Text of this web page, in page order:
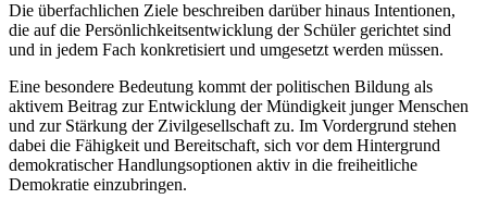
Die überfachlichen Ziele beschreiben darüber hinaus Intentionen,
die auf die Persönlichkeitsentwicklung der Schüler gerichtet sind
und in jedem Fach konkretisiert und umgesetzt werden müssen.
Eine besondere Bedeutung kommt der politischen Bildung als
aktivem Beitrag zur Entwicklung der Mündigkeit junger Menschen
und zur Stärkung der Zivilgesellschaft zu. Im Vordergrund stehen
dabei die Fähigkeit und Bereitschaft, sich vor dem Hintergrund
demokratischer Handlungsoptionen aktiv in die freiheitliche
Demokratie einzubringen.